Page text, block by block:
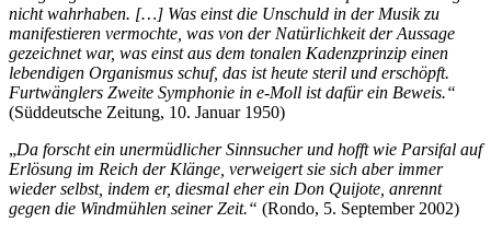
nicht wahrhaben. […] Was einst die Unschuld in der Musik zu
manifestieren vermochte, was von der Natürlichkeit der Aussage
gezeichnet war, was einst aus dem tonalen Kadenzprinzip einen
lebendigen Organismus schuf, das ist heute steril und erschöpft.
Furtwänglers Zweite Symphonie in e-Moll ist dafür ein Beweis.“
(Süddeutsche Zeitung, 10. Januar 1950)
„Da forscht ein unermüdlicher Sinnsucher und hofft wie Parsifal auf
Erlösung im Reich der Klänge, verweigert sie sich aber immer
wieder selbst, indem er, diesmal eher ein Don Quijote, anrennt
gegen die Windmühlen seiner Zeit.“ (Rondo, 5. September 2002)